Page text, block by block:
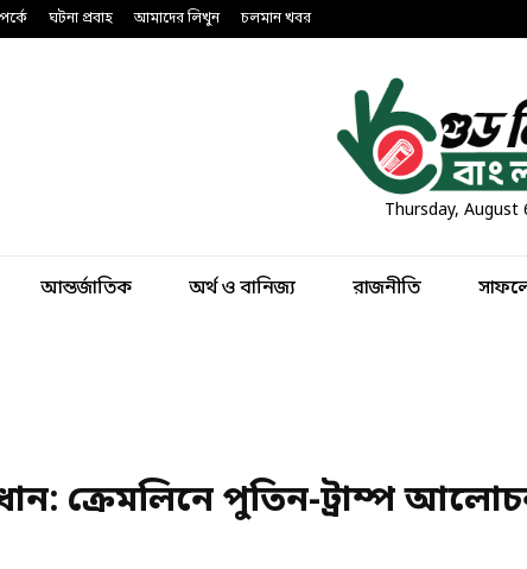
ঘটনা প্রবাহ আমাদের লিখুন চলমান খবর
Thursday, August
আন্তর্জাতিক অর্থ ও বানিজ্য রাজনীতি
ক্রেমলিনে পুতিন-ট্রাম্প